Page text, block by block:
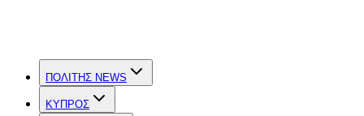
ΠΟΛΙΤΗΣ NEWS
ΚΥΠΡΟΣ